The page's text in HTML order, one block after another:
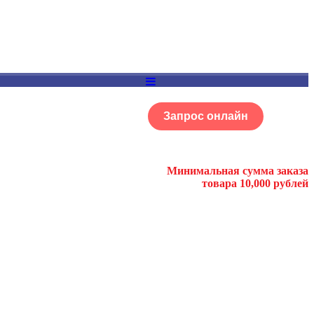
Запрос онлайн
Минимальная сумма заказа
товара 10,000 рублей